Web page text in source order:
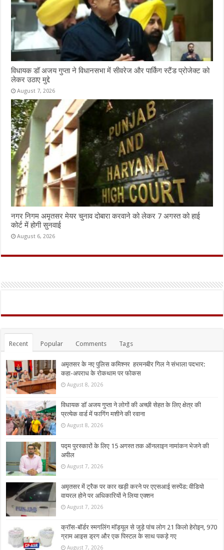
विधायक डॉ अजय गुप्ता ने विधानसभा में सीवरेज और पार्किंग स्टैंड प्रोजेक्ट को
लेकर उठाए मुद्दे
August 7, 2026
नगर निगम अमृतसर मेयर चुनाव दोबारा करवाने को लेकर 7 अगस्त को हाई
कोर्ट में होगी सुनवाई
August 6, 2026
Recent Popular Comments Tags
अमृतसर के नए पुलिस कमिश्नर हरमनबीर गिल ने संभाला पदभार:
कहा-अपराध के रोकथाम पर फोकस
August 8, 2026
विधायक डॉ अजय गुप्ता ने लोगों की अच्छी सेहत के लिए क्षेत्र की
प्रत्येक वार्ड में फागिंग मशीने की रवाना
August 8, 2026
पद्म पुरस्कारों के लिए 15 अगस्त तक ऑनलाइन नामांकन भेजने की
अपील
August 7, 2026
अमृतसर में ट्रैक पर कार खड़ी करने पर एएसआई सस्पेंड: वीडियो
वायरल होने पर अधिकारियों ने लिया एक्शन
August 7, 2026
क्रॉस-बॉर्डर स्मगलिंग मॉड्यूल से जुड़े पांच लोग 21 किलो हेरोइन, 970
ग्राम आइस ड्रग और एक पिस्टल के साथ पकड़े गए
August 7, 2026